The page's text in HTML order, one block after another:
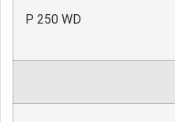
P 250 WD